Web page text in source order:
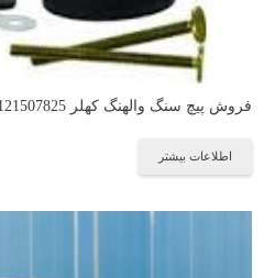
فروش پیچ سنگ والهنگ کهلر 09121507825
اطلاعات بیشتر